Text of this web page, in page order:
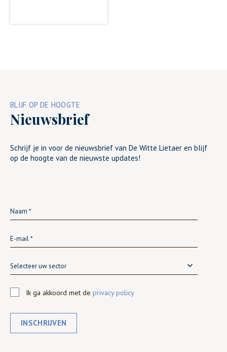
BLIJF OP DE HOOGTE
Nieuwsbrief
Schrijf je in voor de nieuwsbrief van De Witte Lietaer en blijf
op de hoogte van de nieuwste updates!
Selecteer uw sector
Ik ga akkoord met de privacy policy
INSCHRIJVEN